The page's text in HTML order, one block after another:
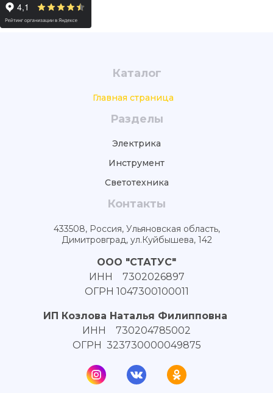
Каталог
Главная страница
Разделы
Электрика
Инструмент
Светотехника
Контакты
433508, Россия, Ульяновская область,
Димитровград, ул.Куйбышева, 142
ООО "СТАТУС"
ИНН 7302026897
ОГРН 1047300100011
ИП Козлова Наталья Филипповна
ИНН 730204785002
ОГРН 323730000049875